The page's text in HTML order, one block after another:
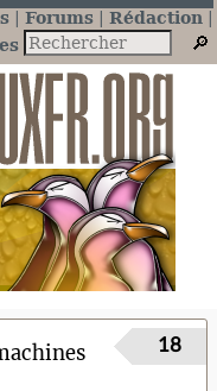
Forums
Rédaction
18